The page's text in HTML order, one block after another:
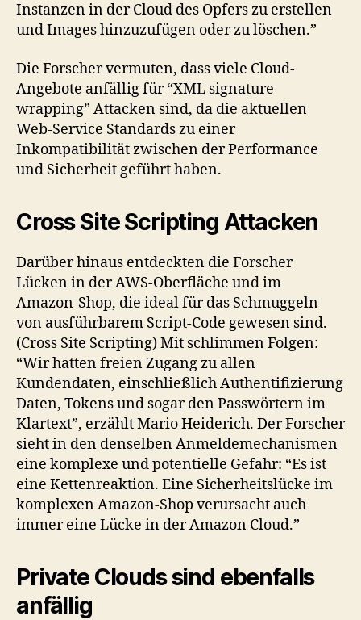
Instanzen in der Cloud des Opfers zu erstellen
und Images hinzuzufügen oder zu löschen.”
Die Forscher vermuten, dass viele Cloud-
Angebote anfällig für “XML signature
wrapping” Attacken sind, da die aktuellen
Web-Service Standards zu einer
Inkompatibilität zwischen der Performance
und Sicherheit geführt haben.
Cross Site Scripting Attacken
Darüber hinaus entdeckten die Forscher
Lücken in der AWS-Oberfläche und im
Amazon-Shop, die ideal für das Schmuggeln
von ausführbarem Script-Code gewesen sind.
(Cross Site Scripting) Mit schlimmen Folgen:
“Wir hatten freien Zugang zu allen
Kundendaten, einschließlich Authentifizierung
Daten, Tokens und sogar den Passwörtern im
Klartext”, erzählt Mario Heiderich. Der Forscher
sieht in den denselben Anmeldemechanismen
eine komplexe und potentielle Gefahr: “Es ist
eine Kettenreaktion. Eine Sicherheitslücke im
komplexen Amazon-Shop verursacht auch
immer eine Lücke in der Amazon Cloud.”
Private Clouds sind ebenfalls
anfällig